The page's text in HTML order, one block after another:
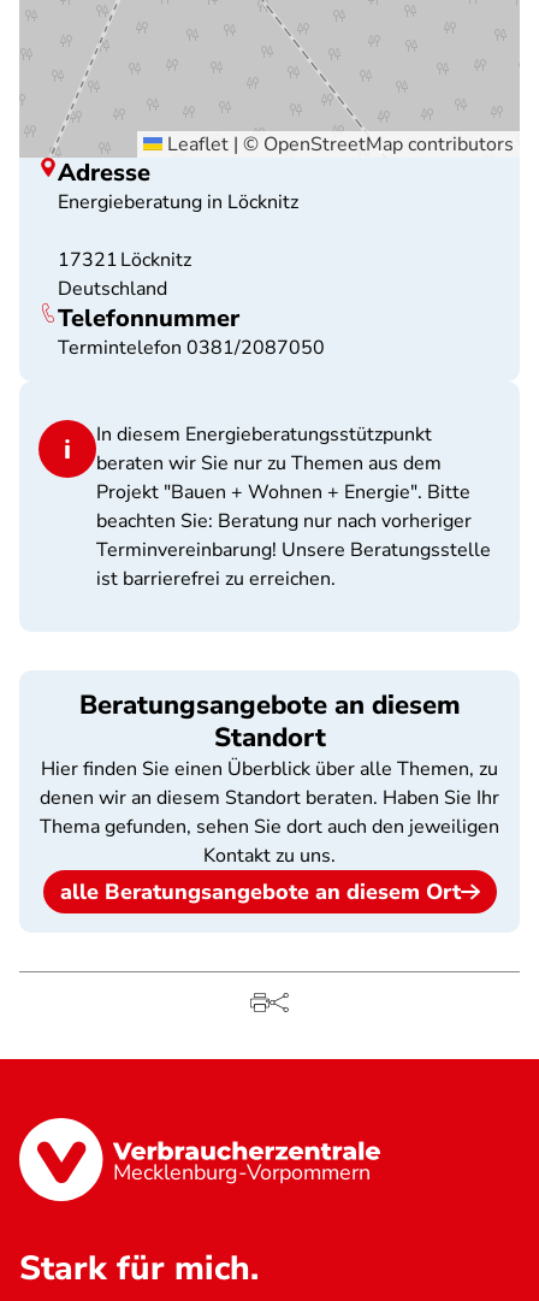
Leaflet | © OpenStreetMapcontributors
Adresse
Energieberatung in Löcknitz
17321Löcknitz
Deutschland
Telefonnummer
Termintelefon 0381/2087050
In diesem Energieberatungsstützpunkt
beraten wir Sie nur zu Themen aus dem
Projekt "Bauen + Wohnen + Energie". Bitte
beachten Sie: Beratung nur nach vorheriger
Terminvereinbarung! Unsere Beratungsstelle
ist barrierefrei zu erreichen.
Beratungsangebote an diesem
Standort
Hier finden Sie einen Überblick über alle Themen, zu
denen wir an diesem Standort beraten. Haben Sie Ihr
Thema gefunden, sehen Sie dort auch den jeweiligen
Kontakt zu uns.
alle Beratungsangebote an diesem Ort
Mecklenburg-Vorpommern
Stark für mich.